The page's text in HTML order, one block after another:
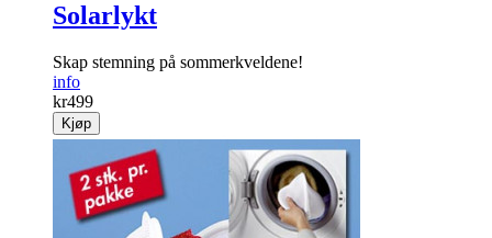
Solarlykt
Skap stemning på sommerkveldene!
info
kr499
Kjøp